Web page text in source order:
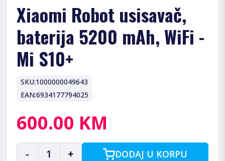
Xiaomi Robot usisavač,
baterija 5200 mAh, WiFi -
Mi S10+
SKU:1000000049643
EAN:6934177794025
600.00 KM
- 1 + DODAJ U KORPU